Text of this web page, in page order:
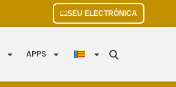
SEU ELECTRÒNICA
APPS